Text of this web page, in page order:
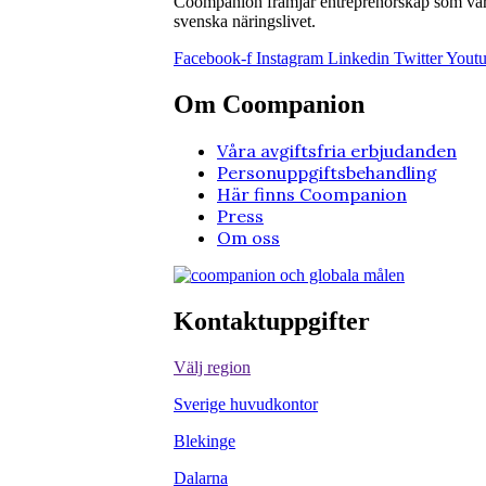
svenska näringslivet.
Facebook-f Instagram Linkedin Twitter
Om Coompanion
Våra avgiftsfria erbjudanden
Personuppgiftsbehandling
Här finns Coompanion
Press
Om oss
Kontaktuppgifter
Välj region
Sverige huvudkontor
Blekinge
Dalarna